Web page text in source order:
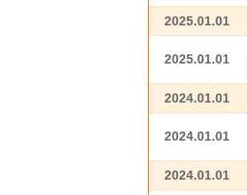
2025.01.01
2025.01.01
2024.01.01
2024.01.01
2024.01.01